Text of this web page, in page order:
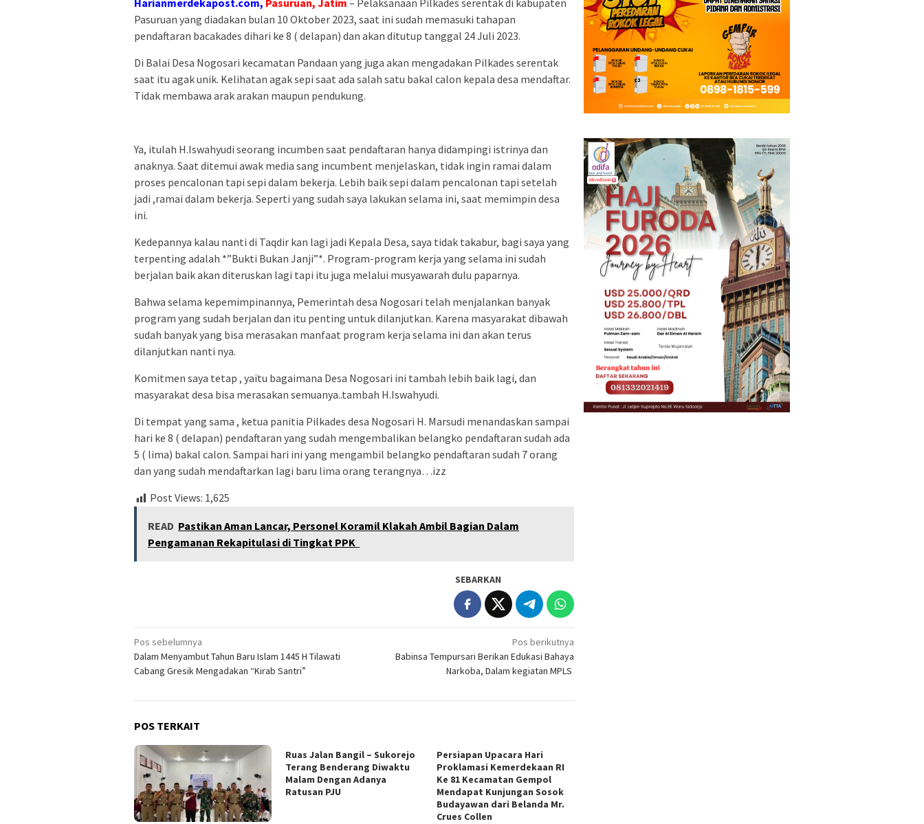
Harianmerdekapost.com, Pasuruan, Jatim – Pelaksanaan Pilkades serentak di kabupaten
Pasuruan yang diadakan bulan 10 Oktober 2023, saat ini sudah memasuki tahapan
pendaftaran bacakades dihari ke 8 ( delapan) dan akan ditutup tanggal 24 Juli 2023.
Di Balai Desa Nogosari kecamatan Pandaan yang juga akan mengadakan Pilkades serentak
saat itu agak unik. Kelihatan agak sepi saat ada salah satu bakal calon kepala desa mendaftar.
Tidak membawa arak arakan maupun pendukung.
Ya, itulah H.Iswahyudi seorang incumben saat pendaftaran hanya didampingi istrinya dan
anaknya. Saat ditemui awak media sang incumbent menjelaskan, tidak ingin ramai dalam
proses pencalonan tapi sepi dalam bekerja. Lebih baik sepi dalam pencalonan tapi setelah
jadi ,ramai dalam bekerja. Seperti yang sudah saya lakukan selama ini, saat memimpin desa
ini.
Kedepannya kalau nanti di Taqdir kan lagi jadi Kepala Desa, saya tidak takabur, bagi saya yang
terpenting adalah *”Bukti Bukan Janji”*. Program-program kerja yang selama ini sudah
berjalan baik akan diteruskan lagi tapi itu juga melalui musyawarah dulu paparnya.
Bahwa selama kepemimpinannya, Pemerintah desa Nogosari telah menjalankan banyak
program yang sudah berjalan dan itu penting untuk dilanjutkan. Karena masyarakat dibawah
sudah banyak yang bisa merasakan manfaat program kerja selama ini dan akan terus
dilanjutkan nanti nya.
Komitmen saya tetap , yaitu bagaimana Desa Nogosari ini tambah lebih baik lagi, dan
masyarakat desa bisa merasakan semuanya..tambah H.Iswahyudi.
Di tempat yang sama , ketua panitia Pilkades desa Nogosari H. Marsudi menandaskan sampai
hari ke 8 ( delapan) pendaftaran yang sudah mengembalikan belangko pendaftaran sudah ada
5 ( lima) bakal calon. Sampai hari ini yang mengambil belangko pendaftaran sudah 7 orang
dan yang sudah mendaftarkan lagi baru lima orang terangnya…izz
Post Views: 1,625
READ Pastikan Aman Lancar, Personel Koramil Klakah Ambil Bagian Dalam
Pengamanan Rekapitulasi di Tingkat PPK
SEBARKAN
Navigasi
pos
Pos sebelumnya
Dalam Menyambut Tahun Baru Islam 1445 H Tilawati
Cabang Gresik Mengadakan “Kirab Santri”
Pos berikutnya
Babinsa Tempursari Berikan Edukasi Bahaya
Narkoba, Dalam kegiatan MPLS
POS TERKAIT
Ruas Jalan Bangil – Sukorejo
Terang Benderang Diwaktu
Malam Dengan Adanya
Ratusan PJU
Persiapan Upacara Hari
Proklamasi Kemerdekaan RI
Ke 81 Kecamatan Gempol
Mendapat Kunjungan Sosok
Budayawan dari Belanda Mr.
Crues Collen